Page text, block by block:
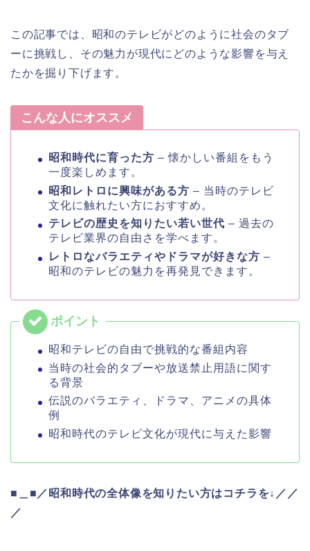
この記事では、昭和のテレビがどのように社会のタブ
ーに挑戦し、その魅力が現代にどのような影響を与え
たかを掘り下げます。
こんな人にオススメ
昭和時代に育った方 – 懐かしい番組をもう
一度楽しめます。
昭和レトロに興味がある方 – 当時のテレビ
文化に触れたい方におすすめ。
テレビの歴史を知りたい若い世代 – 過去の
テレビ業界の自由さを学べます。
レトロなバラエティやドラマが好きな方 –
昭和のテレビの魅力を再発見できます。
昭和テレビの自由で挑戦的な番組内容
当時の社会的タブーや放送禁止用語に関す
る背景
伝説のバラエティ、ドラマ、アニメの具体
例
昭和時代のテレビ文化が現代に与えた影響
■＿■／昭和時代の全体像を知りたい方はコチラを↓／／
／